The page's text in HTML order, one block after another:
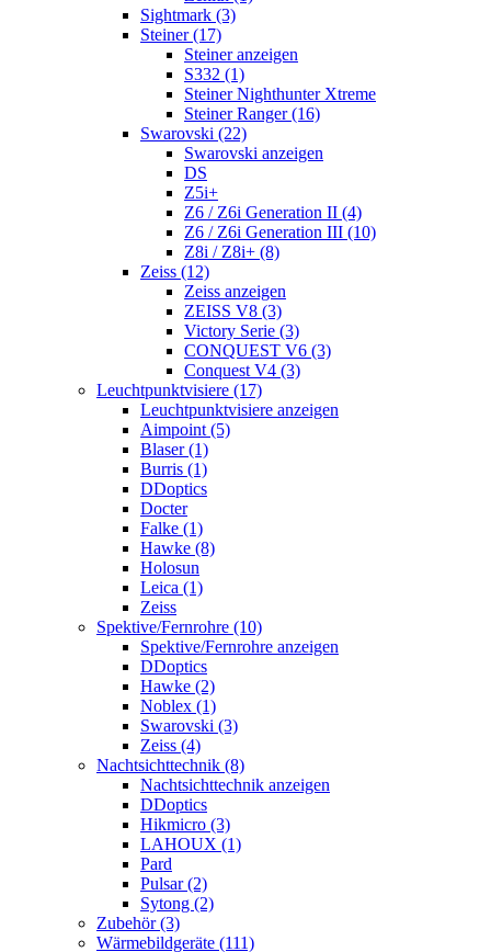
Sightmark (3)
Steiner (17)
Steiner anzeigen
S332 (1)
Steiner Nighthunter Xtreme
Steiner Ranger (16)
Swarovski (22)
Swarovski anzeigen
DS
Z5i+
Z6 / Z6i Generation II (4)
Z6 / Z6i Generation III (10)
Z8i / Z8i+ (8)
Zeiss (12)
Zeiss anzeigen
ZEISS V8 (3)
Victory Serie (3)
CONQUEST V6 (3)
Conquest V4 (3)
Leuchtpunktvisiere (17)
Leuchtpunktvisiere anzeigen
Aimpoint (5)
Blaser (1)
Burris (1)
DDoptics
Docter
Falke (1)
Hawke (8)
Holosun
Leica (1)
Zeiss
Spektive/Fernrohre (10)
Spektive/Fernrohre anzeigen
DDoptics
Hawke (2)
Noblex (1)
Swarovski (3)
Zeiss (4)
Nachtsichttechnik (8)
Nachtsichttechnik anzeigen
DDoptics
Hikmicro (3)
LAHOUX (1)
Pard
Pulsar (2)
Sytong (2)
Zubehör (3)
Wärmebildgeräte (111)